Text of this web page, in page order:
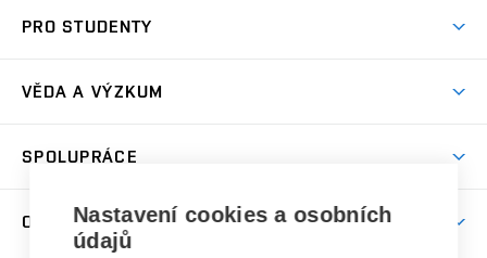
Koleje
Sport na VUT
Dny otevřených dveří
Celoživotní vzdělávání
E-přihláška
PRO STUDENTY
Harmonogram akademického roku
Závěrečné práce
Doktorské studium
Zpracování osobních údajů studentů
Sociální bezpečí
Studium bez bariér
Podpora podnikání
VĚDA A VÝZKUM
Mezinárodní vědecká rada
Systém zajišťování kvality výzkumu
SPOLUPRÁCE
Firemní spolupráce
Zahraniční spolupráce
O UNIVERZITĚ
Nastavení cookies a osobních
údajů